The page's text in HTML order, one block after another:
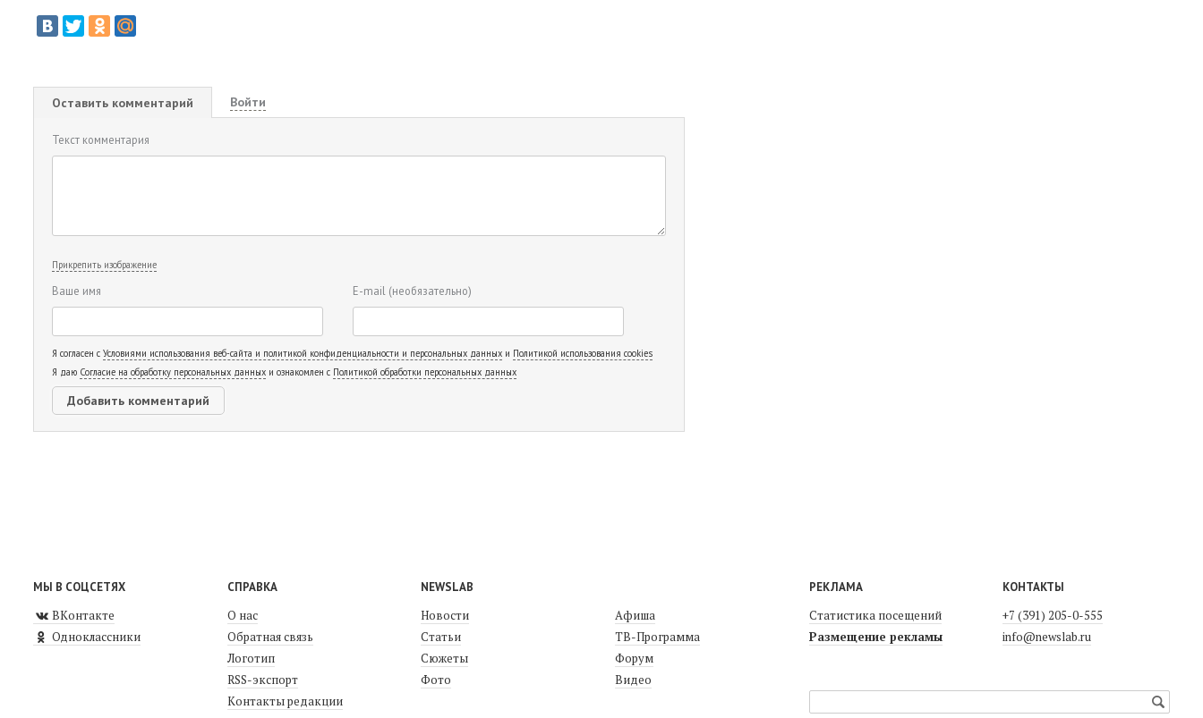
Оставить комментарий Войти
Текст комментария
Прикрепить изображение
Ваше имя E-mail (необязательно)
Я согласен с Условиями использования веб-сайта и политикой конфиденциальности и персональных данных и Политикой использования cookies
Я даю Согласие на обработку персональных данных и ознакомлен с Политикой обработки персональных данных
МЫ В СОЦСЕТЯХ
ВКонтакте
Одноклассники
СПРАВКА
О нас
Обратная связь
Логотип
RSS-экспорт
Контакты редакции
NEWSLAB
Новости
Статьи
Сюжеты
Фото
Афиша
ТВ-Программа
Форум
Видео
РЕКЛАМА
Статистика посещений
Размещение рекламы
КОНТАКТЫ
+7 (391) 205-0-555
info@newslab.ru